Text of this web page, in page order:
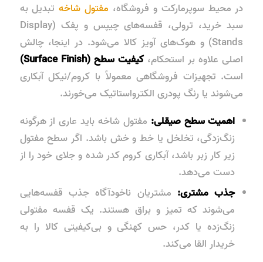
در محیط سوپرمارکت و فروشگاه، مفتول شاخهتبدیل به
سبد خرید، ترولی، قفسه‌های چیپس و پفک (Display
Stands) و هوک‌های آویز کالا می‌شود. در اینجا، چالش
اصلی علاوه بر استحکام،کیفیت سطح (Surface Finish)
است. تجهیزات فروشگاهی معمولاً با کروم/نیکل آبکاری
می‌شوند یا رنگ پودری الکترواستاتیک می‌خورند.
اهمیت سطح صیقلی: مفتول شاخه باید عاری از هرگونه
زنگ‌زدگی، تخلخل یا خط و خش باشد. اگر سطح مفتول
زیر کار زبر باشد، آبکاری کروم کدر شده و جلای خود را از
دست می‌دهد.
جذب مشتری: مشتریان ناخودآگاه جذب قفسه‌هایی
می‌شوند که تمیز و براق هستند. یک قفسه مفتولی
زنگ‌زده یا کدر، حس کهنگی و بی‌کیفیتی کالا را به
خریدار القا می‌کند.